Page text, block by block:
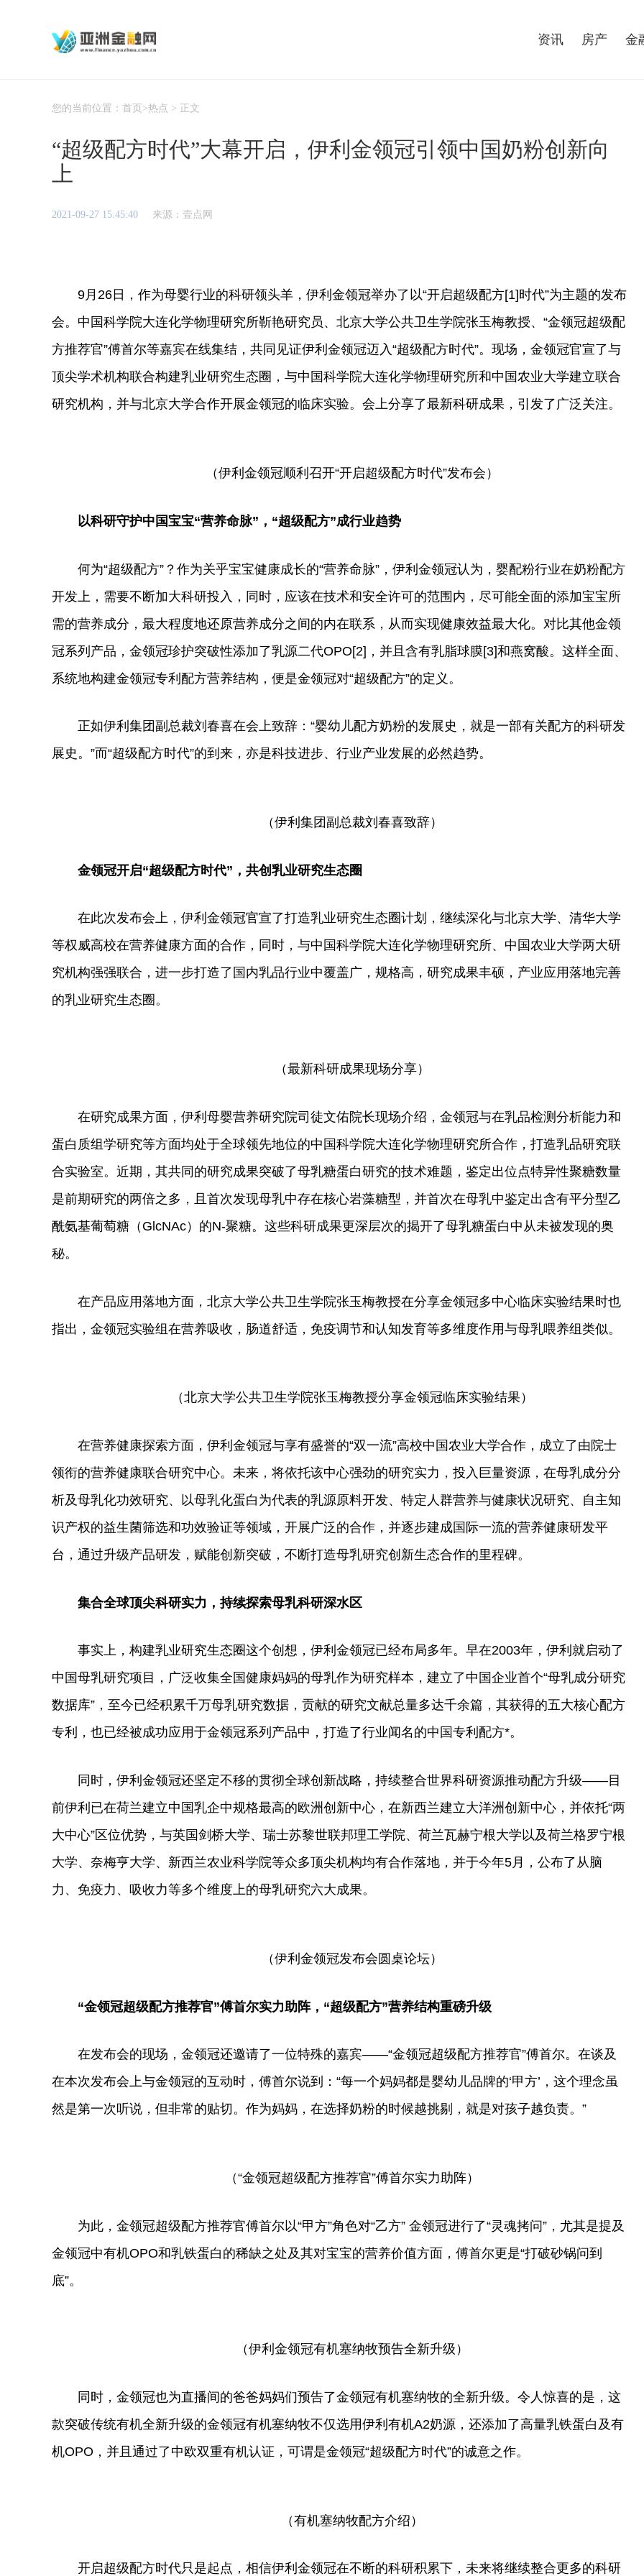
资讯 房产 金
您的当前位置： 首页 >热点 > 正文
“超级配方时代”大幕开启，伊利金领冠引领中国奶粉创新向
上
2021-09-27 15:45:40 来源：壹点网
9月26日，作为母婴行业的科研领头羊，伊利金领冠举办了以“开启超级配方[1]时代”为主题的发布
会。中国科学院大连化学物理研究所靳艳研究员、北京大学公共卫生学院张玉梅教授、“金领冠超级配
方推荐官”傅首尔等嘉宾在线集结，共同见证伊利金领冠迈入“超级配方时代”。现场，金领冠官宣了与
顶尖学术机构联合构建乳业研究生态圈，与中国科学院大连化学物理研究所和中国农业大学建立联合
研究机构，并与北京大学合作开展金领冠的临床实验。会上分享了最新科研成果，引发了广泛关注。
（伊利金领冠顺利召开“开启超级配方时代”发布会）
以科研守护中国宝宝“营养命脉”， “超级配方”成行业趋势
何为“超级配方”？作为关乎宝宝健康成长的“营养命脉”，伊利金领冠认为，婴配粉行业在奶粉配方
开发上，需要不断加大科研投入，同时，应该在技术和安全许可的范围内，尽可能全面的添加宝宝所
需的营养成分，最大程度地还原营养成分之间的内在联系，从而实现健康效益最大化。对比其他金领
冠系列产品，金领冠珍护突破性添加了乳源二代OPO[2]，并且含有乳脂球膜[3]和燕窝酸。这样全面、
系统地构建金领冠专利配方营养结构，便是金领冠对“超级配方”的定义。
正如伊利集团副总裁刘春喜在会上致辞：“婴幼儿配方奶粉的发展史，就是一部有关配方的科研发
展史。”而“超级配方时代”的到来，亦是科技进步、行业产业发展的必然趋势。
（伊利集团副总裁刘春喜致辞）
金领冠开启“超级配方时代” ，共创乳业研究生态圈
在此次发布会上，伊利金领冠官宣了打造乳业研究生态圈计划，继续深化与北京大学、清华大学
等权威高校在营养健康方面的合作，同时，与中国科学院大连化学物理研究所、中国农业大学两大研
究机构强强联合，进一步打造了国内乳品行业中覆盖广，规格高，研究成果丰硕，产业应用落地完善
的乳业研究生态圈。
（最新科研成果现场分享）
在研究成果方面，伊利母婴营养研究院司徒文佑院长现场介绍，金领冠与在乳品检测分析能力和
蛋白质组学研究等方面均处于全球领先地位的中国科学院大连化学物理研究所合作，打造乳品研究联
合实验室。 近期，其共同的研究成果突破了母乳糖蛋白研究的技术难题，鉴定出位点特异性聚糖数量
是前期研究的两倍之多，且首次发现母乳中存在核心岩藻糖型，并首次在母乳中鉴定出含有平分型乙
酰氨基葡萄糖（GlcNAc）的N-聚糖。这些科研成果更深层次的揭开了母乳糖蛋白中从未被发现的奥
秘。
在产品应用落地方面，北京大学公共卫生学院张玉梅教授在分享金领冠多中心临床实验结果时也
指出，金领冠实验组在营养吸收，肠道舒适，免疫调节和认知发育等多维度作用与母乳喂养组类似。
（北京大学公共卫生学院张玉梅教授分享金领冠临床实验结果）
在营养健康探索方面，伊利金领冠与享有盛誉的“双一流”高校中国农业大学合作，成立了由院士
领衔的营养健康联合研究中心。未来，将依托该中心强劲的研究实力，投入巨量资源，在母乳成分分
析及母乳化功效研究、以母乳化蛋白为代表的乳源原料开发、特定人群营养与健康状况研究、自主知
识产权的益生菌筛选和功效验证等领域，开展广泛的合作，并逐步建成国际一流的营养健康研发平
台，通过升级产品研发，赋能创新突破，不断打造母乳研究创新生态合作的里程碑。
集合全球顶尖科研实力，持续探索母乳科研深水区
事实上，构建乳业研究生态圈这个创想，伊利金领冠已经布局多年。早在2003年，伊利就启动了
中国母乳研究项目，广泛收集全国健康妈妈的母乳作为研究样本，建立了中国企业首个“母乳成分研究
数据库”，至今已经积累千万母乳研究数据，贡献的研究文献总量多达千余篇，其获得的五大核心配方
专利，也已经被成功应用于金领冠系列产品中，打造了行业闻名的中国专利配方*。
同时，伊利金领冠还坚定不移的贯彻全球创新战略，持续整合世界科研资源推动配方升级——目
前伊利已在荷兰建立中国乳企中规格最高的欧洲创新中心，在新西兰建立大洋洲创新中心，并依托“两
大中心”区位优势，与英国剑桥大学、瑞士苏黎世联邦理工学院、荷兰瓦赫宁根大学以及荷兰格罗宁根
大学、奈梅亨大学、新西兰农业科学院等众多顶尖机构均有合作落地，并于今年5月，公布了从脑
力、免疫力、吸收力等多个维度上的母乳研究六大成果。
（伊利金领冠发布会圆桌论坛）
“金领冠超级配方推荐官”傅首尔实力助阵，“超级配方”营养结构重磅升级
在发布会的现场，金领冠还邀请了一位特殊的嘉宾——“金领冠超级配方推荐官”傅首尔。在谈及
在本次发布会上与金领冠的互动时，傅首尔说到：“每一个妈妈都是婴幼儿品牌的‘甲方’，这个理念虽
然是第一次听说，但非常的贴切。作为妈妈，在选择奶粉的时候越挑剔，就是对孩子越负责。”
（“金领冠超级配方推荐官”傅首尔实力助阵）
为此，金领冠超级配方推荐官傅首尔以“甲方”角色对“乙方” 金领冠进行了“灵魂拷问”，尤其是提及
金领冠中有机OPO和乳铁蛋白的稀缺之处及其对宝宝的营养价值方面，傅首尔更是“打破砂锅问到
底”。
（伊利金领冠有机塞纳牧预告全新升级）
同时，金领冠也为直播间的爸爸妈妈们预告了金领冠有机塞纳牧的全新升级。令人惊喜的是，这
款突破传统有机全新升级的金领冠有机塞纳牧不仅选用伊利有机A2奶源，还添加了高量乳铁蛋白及有
机OPO，并且通过了中欧双重有机认证，可谓是金领冠“超级配方时代”的诚意之作。
（有机塞纳牧配方介绍）
开启超级配方时代只是起点，相信伊利金领冠在不断的科研积累下，未来将继续整合更多的科研